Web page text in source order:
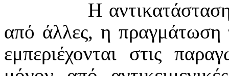
Η
από άλλες, η
εμπεριέχονται στις